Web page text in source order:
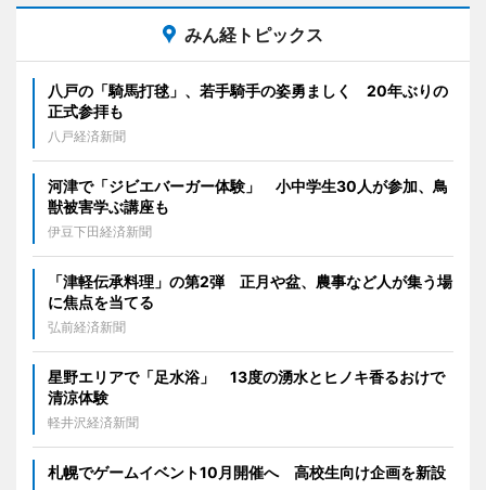
みん経トピックス
八戸の「騎馬打毬」、若手騎手の姿勇ましく 20年ぶりの
正式参拝も
八戸経済新聞
河津で「ジビエバーガー体験」 小中学生30人が参加、鳥
獣被害学ぶ講座も
伊豆下田経済新聞
「津軽伝承料理」の第2弾 正月や盆、農事など人が集う場
に焦点を当てる
弘前経済新聞
星野エリアで「足水浴」 13度の湧水とヒノキ香るおけで
清涼体験
軽井沢経済新聞
札幌でゲームイベント10月開催へ 高校生向け企画を新設